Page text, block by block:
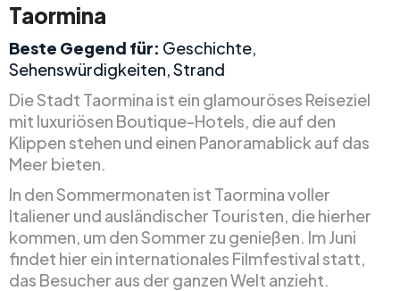
Taormina
Beste Gegend für: Geschichte,
Sehenswürdigkeiten, Strand
Die Stadt Taormina ist ein glamouröses Reiseziel
mit luxuriösen Boutique-Hotels, die auf den
Klippen stehen und einen Panoramablick auf das
Meer bieten.
In den Sommermonaten ist Taormina voller
Italiener und ausländischer Touristen, die hierher
kommen, um den Sommer zu genießen. Im Juni
findet hier ein internationales Filmfestival statt,
das Besucher aus der ganzen Welt anzieht.